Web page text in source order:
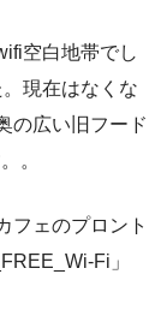
空白地帯でし
現在はなくな
の広い旧フード
。
フェのプロント
Fi」